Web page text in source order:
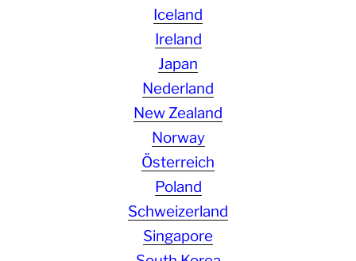
Iceland
Ireland
Japan
Nederland
New Zealand
Norway
Österreich
Poland
Schweizerland
Singapore